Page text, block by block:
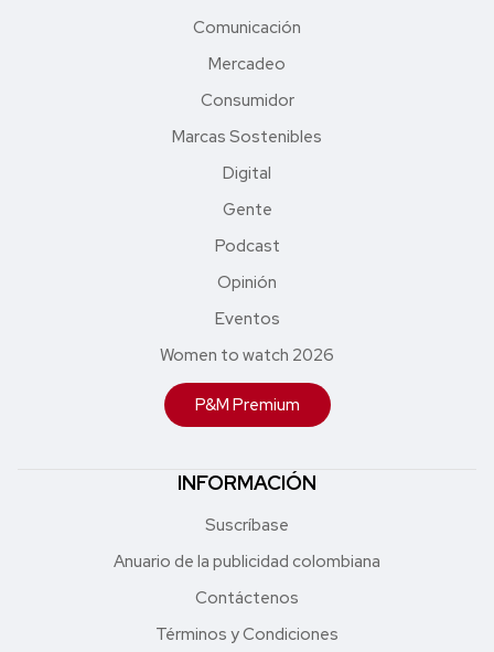
Comunicación
Mercadeo
Consumidor
Marcas Sostenibles
Digital
Gente
Podcast
Opinión
Eventos
Women to watch 2026
P&M Premium
INFORMACIÓN
Suscríbase
Anuario de la publicidad colombiana
Contáctenos
Términos y Condiciones